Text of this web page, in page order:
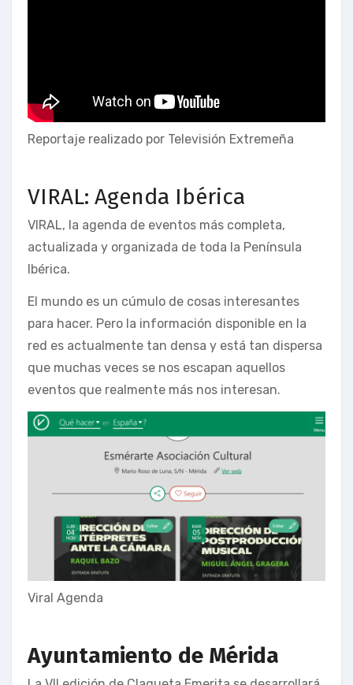
Reportaje realizado por Televisión Extremeña
VIRAL: Agenda Ibérica
VIRAL, la agenda de eventos más completa,
actualizada y organizada de toda la Península
Ibérica.
El mundo es un cúmulo de cosas interesantes
para hacer. Pero la información disponible en la
red es actualmente tan densa y está tan dispersa
que muchas veces se nos escapan aquellos
eventos que realmente más nos interesan.
Viral Agenda
Ayuntamiento de Mérida